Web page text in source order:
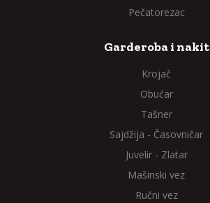
Pečatorezac
Garderoba i nakit
Krojač
Obućar
Tašner
Sajdžija - Časovničar
Juvelir - Zlatar
Mašinski vez
Ručni vez